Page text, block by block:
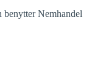
benytter Nemhandel